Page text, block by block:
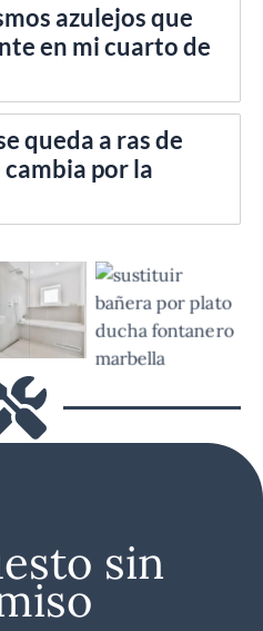
azulejos que
en mi cuarto de
queda a ras de
por la
sin